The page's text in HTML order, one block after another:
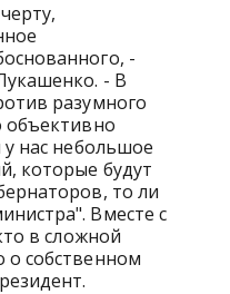
-
- В
разумного
объективно
у нас небольшое
которые будут
то ли
Вместе с
в сложной
о собственном